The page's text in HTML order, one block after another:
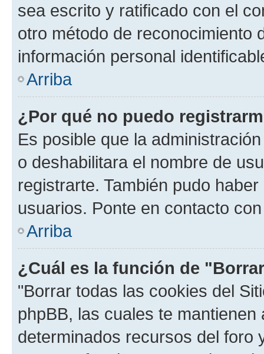
sea escrito y ratificado con el
otro método de reconocimiento
información personal
Arriba
¿Por qué no puedo
Es posible que la
o deshabilitara el nombre de
registrarte. También pudo
usuarios. Ponte en contacto
Arriba
¿Cuál es la función de
"Borrar todas las cookies del
phpBB, las cuales te
determinados recursos del foro